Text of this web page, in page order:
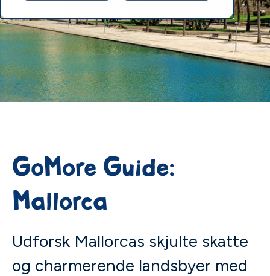
GoMore Guide:
Mallorca
Udforsk Mallorcas skjulte skatte
og charmerende landsbyer med